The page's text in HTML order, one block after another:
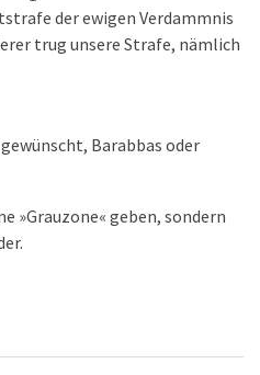
der ewigen Verdammnis
trug unsere Strafe, nämlich
Barabbas oder
»Grauzone« geben, sondern